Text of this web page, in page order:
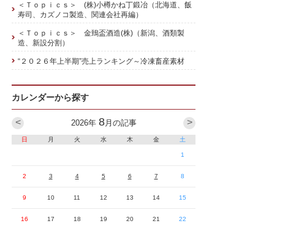
＜Ｔｏｐｉｃｓ＞ (株)小樽かね丁鍛冶（北海道、飯
寿司、カズノコ製造、関連会社再編）
＜Ｔｏｐｉｃｓ＞ 金鵄盃酒造(株)（新潟、酒類製
造、新設分割）
“２０２６年上半期”売上ランキング～冷凍畜産素材
カレンダーから探す
2026年 8月の記事 >
<
日 月 火 水 木 金 土
1
2 3 4 5 6 7 8
9 10 11 12 13 14 15
16 17 18 19 20 21 22